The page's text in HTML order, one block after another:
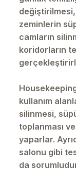
zeminlerin
camların
koridorların
kullanım
silinmesi,
toplanması
yaparlar.
salonu gibi
da